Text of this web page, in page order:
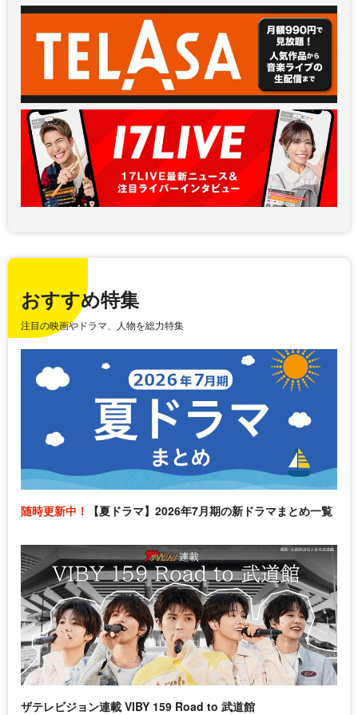
おすすめ特集
注目の映画やドラマ、人物を総力特集
随時更新中！ 【夏ドラマ】2026年7月期の新ドラマまとめ一覧
ザテレビジョン連載 VIBY 159 Road to 武道館